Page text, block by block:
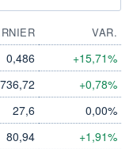
VAR.
0,486 +15,71%
+0,78%
27,6 0,00%
80,94 +1,91%